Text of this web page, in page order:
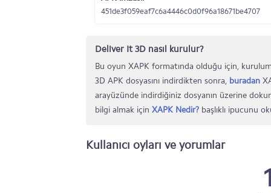
451de3f059eaf7c6a4446c0d0f96a18671be4707
Deliver It 3D nasıl kurulur?
Bu oyun XAPK formatında olduğu için,
3D APK dosyasını indirdikten sonra, buradan
arayüzünde indirdiğiniz dosyanın üzerine
bilgi almak için XAPK Nedir? başlıklı ipucunu
Kullanıcı oyları ve yorumlar